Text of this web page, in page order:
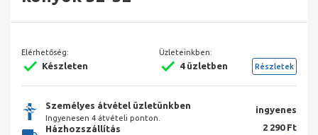
Elérhetőség:
Készleten
Üzleteinkben:
4 üzletben Részletek
Személyes átvétel üzletünkben
Ingyenesen 4 átvételi ponton.
ingyenes
Házhozszállítás
2 290 Ft